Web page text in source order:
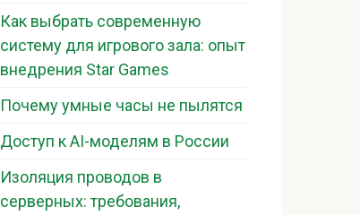
Как выбрать современную
систему для игрового зала: опыт
внедрения Star Games
Почему умные часы не пылятся
Доступ к AI-моделям в России
Изоляция проводов в
серверных: требования,